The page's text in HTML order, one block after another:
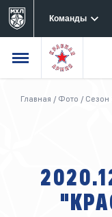
Команды
Главная / Фото / Сезон